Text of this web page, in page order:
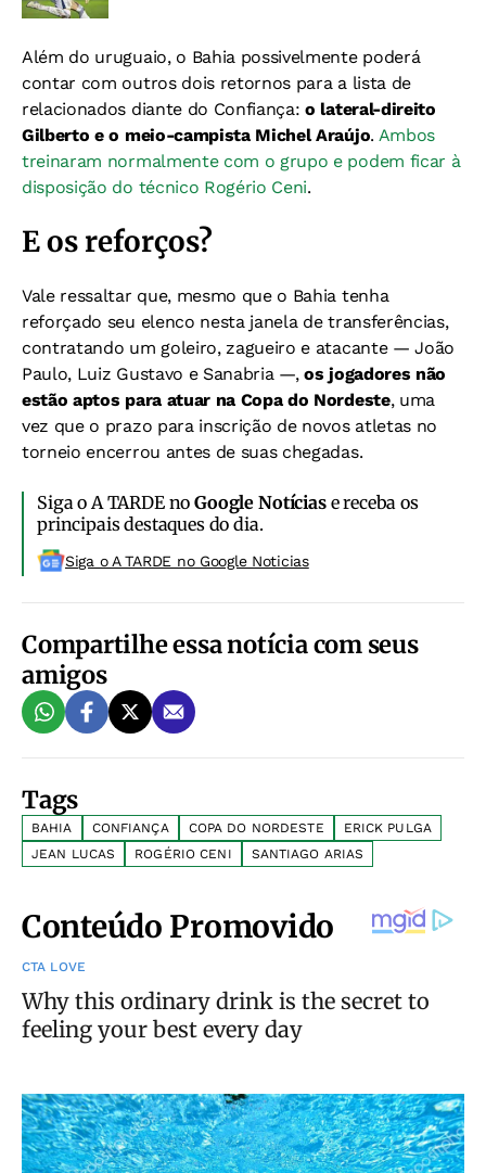
Além do uruguaio, o Bahia possivelmente poderá
contar com outros dois retornos para a lista de
relacionados diante do Confiança:o lateral-direito
Gilberto e o meio-campista Michel Araújo. Ambos
treinaram normalmente com o grupo e podem ficar à
disposição do técnico Rogério Ceni.
E os reforços?
Vale ressaltar que, mesmo que o Bahia tenha
reforçado seu elenco nesta janela de transferências,
contratando um goleiro, zagueiro e atacante — João
Paulo, Luiz Gustavo e Sanabria —,os jogadores não
estão aptos para atuar na Copa do Nordeste, uma
vez que o prazo para inscrição de novos atletas no
torneio encerrou antes de suas chegadas.
Siga o A TARDE noGoogle Notíciase receba os
principais destaques do dia.
Siga o A TARDE no Google Noticias
Compartilhe essa notícia com seus
amigos
Tags
BAHIA CONFIANÇA COPA DO NORDESTE
ERICK PULGA
JEAN LUCAS
ROGÉRIO CENI SANTIAGO ARIAS